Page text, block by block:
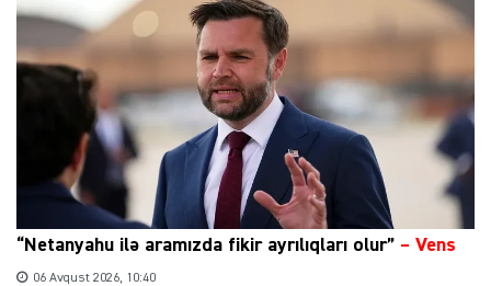
“Netanyahu ilə aramızda fikir ayrılıqları olur” – Vens
06 Avqust 2026, 10:40